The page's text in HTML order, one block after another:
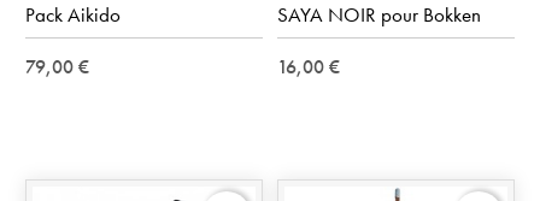
Pack Aikido
79,00 €
SAYA NOIR pour Bokken
16,00 €